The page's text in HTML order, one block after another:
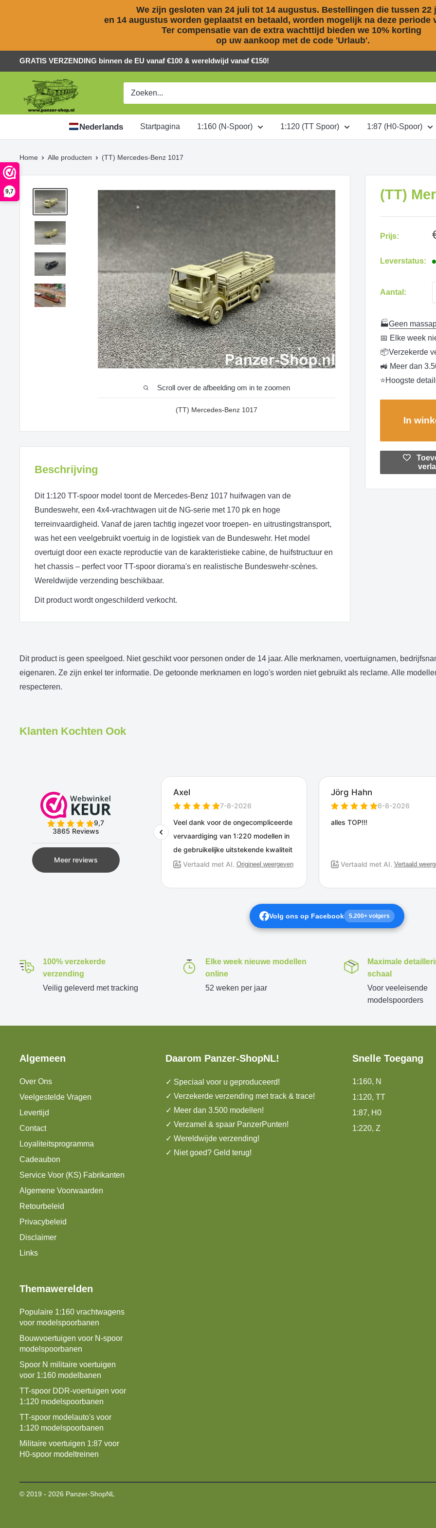
9,7
We zijn gesloten van 24 juli tot 14 augustus. Bestellingen die tussen 22
en 14 augustus worden geplaatst en betaald, worden mogelijk na deze periode
Ter compensatie van de extra wachttijd bieden we 10% korting
op uw aankoop met de code 'Urlaub'.
inhoud
GRATIS VERZENDING binnen de EU vanaf €100 & wereldwijd vanaf €150!
Panzer-
ShopNL
Nederlands Startpagina 1:160 (N-Spoor) 1:120 (TT Spoor) 1:87 (H0-Spoor)
Home Alle producten (TT) Mercedes-Benz 1017
Scroll over de afbeelding om in te zoomen
(TT) Mercedes-Benz 1017
(TT)
Prijs:
Leverstatus:
Aantal:
🏭Geen
📅 Elke week
📦Verzekerde
🚜 Meer dan
⭐Hoogste
In
Beschrijving
Dit 1:120 TT-spoor model toont de Mercedes-Benz 1017 huifwagen van de
Bundeswehr, een 4x4-vrachtwagen uit de NG-serie met 170 pk en hoge
terreinvaardigheid. Vanaf de jaren tachtig ingezet voor troepen- en uitrustingstransport,
was het een veelgebruikt voertuig in de logistiek van de Bundeswehr. Het model
overtuigt door een exacte reproductie van de karakteristieke cabine, de huifstructuur en
het chassis – perfect voor TT-spoor diorama's en realistische Bundeswehr-scènes.
Wereldwijde verzending beschikbaar.
Dit product wordt ongeschilderd verkocht.
Dit product is geen speelgoed. Niet geschikt voor personen onder de 14 jaar. Alle merknamen, voertuignamen,
eigenaren. Ze zijn enkel ter informatie. De getoonde merknamen en logo's worden niet gebruikt als reclame. Alle
respecteren.
Klanten Kochten Ook
Volg ons op Facebook 5.200+ volgers
100% verzekerde
verzending
Veilig geleverd met tracking
Elke week nieuwe modellen
online
52 weken per jaar
Maximale
schaal
Voor veeleisende
modelspoorders
Algemeen
Over Ons
Veelgestelde Vragen
Levertijd
Contact
Loyaliteitsprogramma
Cadeaubon
Service Voor (KS) Fabrikanten
Algemene Voorwaarden
Retourbeleid
Privacybeleid
Disclaimer
Links
Daarom Panzer-ShopNL!
✓ Speciaal voor u geproduceerd!
✓ Verzekerde verzending met track & trace!
✓ Meer dan 3.500 modellen!
✓ Verzamel & spaar PanzerPunten!
✓ Wereldwijde verzending!
✓ Niet goed? Geld terug!
Snelle Toegang
1:160, N
1:120, TT
1:87, H0
1:220, Z
Themawerelden
Populaire 1:160 vrachtwagens
voor modelspoorbanen
Bouwvoertuigen voor N-spoor
modelspoorbanen
Spoor N militaire voertuigen
voor 1:160 modelbanen
TT-spoor DDR-voertuigen voor
1:120 modelspoorbanen
TT-spoor modelauto's voor
1:120 modelspoorbanen
Militaire voertuigen 1:87 voor
H0-spoor modeltreinen
© 2019 - 2026 Panzer-ShopNL